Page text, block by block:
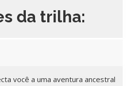
da trilha:
você a uma aventura ancestral